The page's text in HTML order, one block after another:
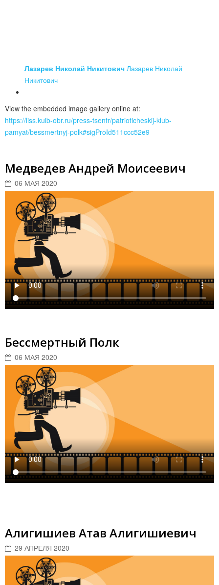
Лазарев Николай Никитович Лазарев Николай
Никитович
View the embedded image gallery online at:
https://liss.kuib-obr.ru/press-tsentr/patrioticheskij-klub-
pamyat/bessmertnyj-polk#sigProId511ccc52e9
Медведев Андрей Моисеевич
06 МАЯ 2020
Бессмертный Полк
06 МАЯ 2020
Алигишиев Атав Алигишиевич
29 АПРЕЛЯ 2020